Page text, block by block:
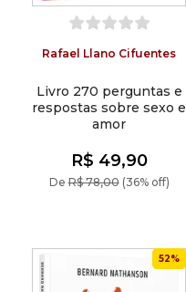
Rafael Llano Cifuentes
Livro 270 perguntas e
respostas sobre sexo e
amor
DeR$ 78,00(36% off)
R$ 49,90
52%